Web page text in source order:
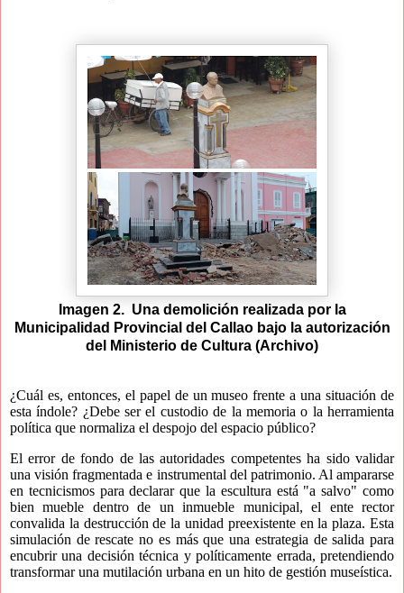
Imagen 2. Una demolición realizada por la
Municipalidad Provincial del Callao bajo la autorización
del Ministerio de Cultura (Archivo)
¿Cuál es, entonces, el papel de un museo frente a una situación de
esta índole? ¿Debe ser el custodio de la memoria o la herramienta
política que normaliza el despojo del espacio público?
El error de fondo de las autoridades competentes ha sido validar
una visión fragmentada e instrumental del patrimonio. Al ampararse
en tecnicismos para declarar que la escultura está "a salvo" como
bien mueble dentro de un inmueble municipal, el ente rector
convalida la destrucción de la unidad preexistente en la plaza. Esta
simulación de rescate no es más que una estrategia de salida para
encubrir una decisión técnica y políticamente errada, pretendiendo
transformar una mutilación urbana en un hito de gestión museística.